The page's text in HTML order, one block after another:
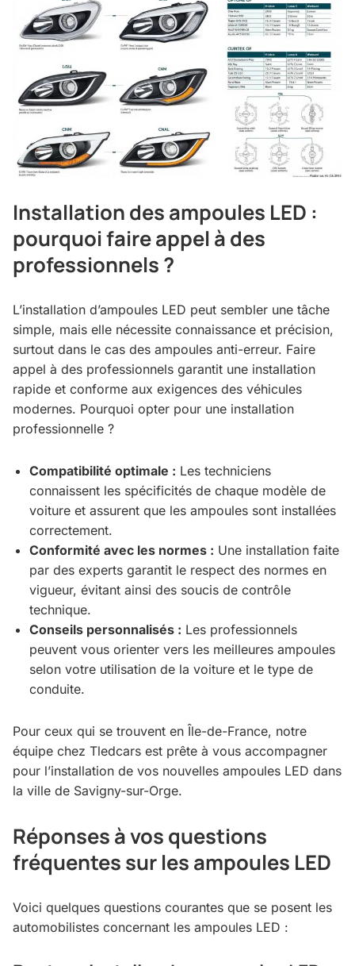
Installation des ampoules LED :
pourquoi faire appel à des
professionnels ?
L’installation d’ampoules LED peut sembler une tâche
simple, mais elle nécessite connaissance et précision,
surtout dans le cas des ampoules anti-erreur. Faire
appel à des professionnels garantit une installation
rapide et conforme aux exigences des véhicules
modernes. Pourquoi opter pour une installation
professionnelle ?
Compatibilité optimale : Les techniciens
connaissent les spécificités de chaque modèle de
voiture et assurent que les ampoules sont installées
correctement.
Conformité avec les normes : Une installation faite
par des experts garantit le respect des normes en
vigueur, évitant ainsi des soucis de contrôle
technique.
Conseils personnalisés : Les professionnels
peuvent vous orienter vers les meilleures ampoules
selon votre utilisation de la voiture et le type de
conduite.
Pour ceux qui se trouvent en Île-de-France, notre
équipe chez Tledcars est prête à vous accompagner
pour l’installation de vos nouvelles ampoules LED dans
la ville de Savigny-sur-Orge.
Réponses à vos questions
fréquentes sur les ampoules LED
Voici quelques questions courantes que se posent les
automobilistes concernant les ampoules LED :